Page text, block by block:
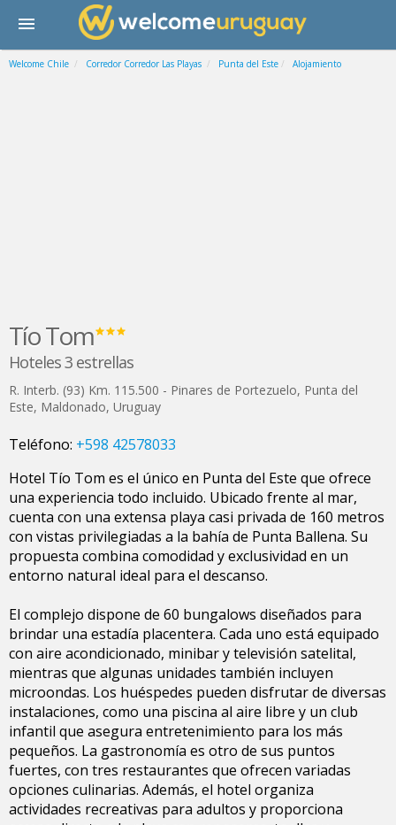
Welcome Chile Corredor Corredor Las Playas Punta del Este Alojamiento
Tío Tom
Hoteles 3 estrellas
R. Interb. (93) Km. 115.500 - Pinares de Portezuelo, Punta del
Este, Maldonado, Uruguay
Teléfono: +598 42578033
Hotel Tío Tom es el único en Punta del Este que ofrece
una experiencia todo incluido. Ubicado frente al mar,
cuenta con una extensa playa casi privada de 160 metros
con vistas privilegiadas a la bahía de Punta Ballena. Su
propuesta combina comodidad y exclusividad en un
entorno natural ideal para el descanso.
El complejo dispone de 60 bungalows diseñados para
brindar una estadía placentera. Cada uno está equipado
con aire acondicionado, minibar y televisión satelital,
mientras que algunas unidades también incluyen
microondas. Los huéspedes pueden disfrutar de diversas
instalaciones, como una piscina al aire libre y un club
infantil que asegura entretenimiento para los más
pequeños. La gastronomía es otro de sus puntos
fuertes, con tres restaurantes que ofrecen variadas
opciones culinarias. Además, el hotel organiza
actividades recreativas para adultos y proporciona